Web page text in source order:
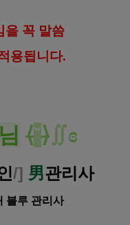
을 꼭 말씀
용됩니다.
⟨ˇ⟩ ∬ɞ
/] 男관리사
블루 관리사